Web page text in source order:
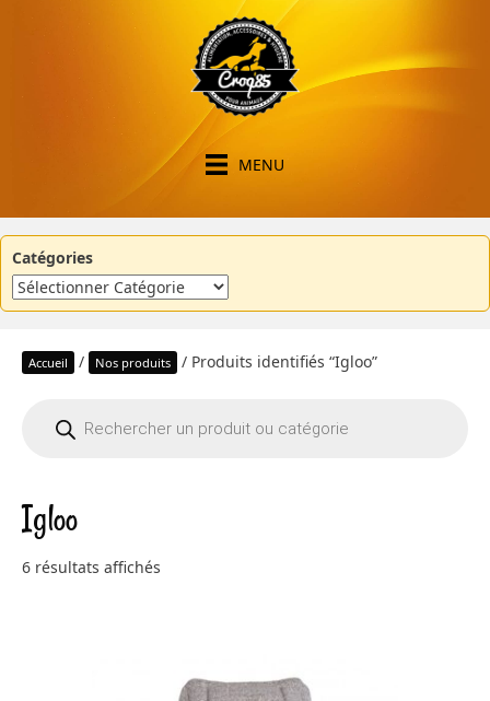
MENU
Catégories
Accueil / Nos produits / Produits identifiés “Igloo”
produits
Igloo
6 résultats affichés